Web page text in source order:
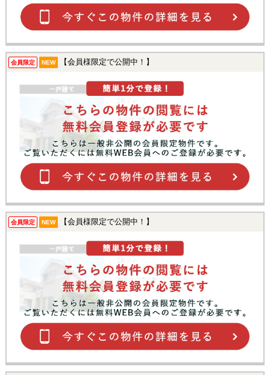
会員限定 NEW 【会員様限定で公開中！】
会員限定 NEW 【会員様限定で公開中！】